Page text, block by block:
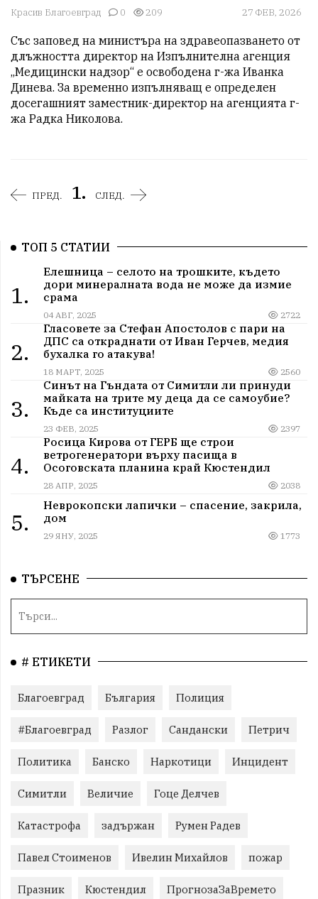
Красив Благоевград 0 209 27 ФЕВ, 2026
Със заповед на министъра на здравеопазването от
длъжността директор на Изпълнителна агенция
„Медицински надзор“ е освободена г-жа Иванка
Динева. За временно изпълняващ е определен
досегашният заместник-директор на агенцията г-
ПРЕД. 1. СЛЕД.
ТОП 5 СТАТИИ
1.
Елешница – селото на трошките, където
дори минералната вода не може да измие
срама
04 АВГ, 2025 2722
2.
Гласовете за Стефан Апостолов с пари на
ДПС са откраднати от Иван Герчев, медия
бухалка го атакува!
18 МАРТ, 2025 2560
3.
Синът на Гъндата от Симитли ли принуди
майката на трите му деца да се самоубие?
Къде са институциите
23 ФЕВ, 2025 2397
4.
Росица Кирова от ГЕРБ ще строи
ветрогенератори върху пасища в
Осоговската планина край Кюстендил
28 АПР, 2025 2038
5.
Неврокопски лапички – спасение, закрила,
дом
29 ЯНУ, 2025 1773
ТЪРСЕНЕ
# ЕТИКЕТИ
Благоевград България Полиция
#Благоевград Разлог Сандански Петрич
Политика Банско Наркотици Инцидент
Симитли Величие Гоце Делчев
Катастрофа задържан Румен Радев
Павел Стоименов Ивелин Михайлов пожар
Празник Кюстендил ПрогнозаЗаВремето